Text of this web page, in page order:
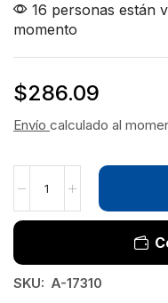
16 personas están
momento
$286.09
Envío calculado al
SKU: A-17310